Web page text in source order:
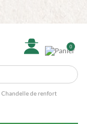
0
Chandelle de renfort